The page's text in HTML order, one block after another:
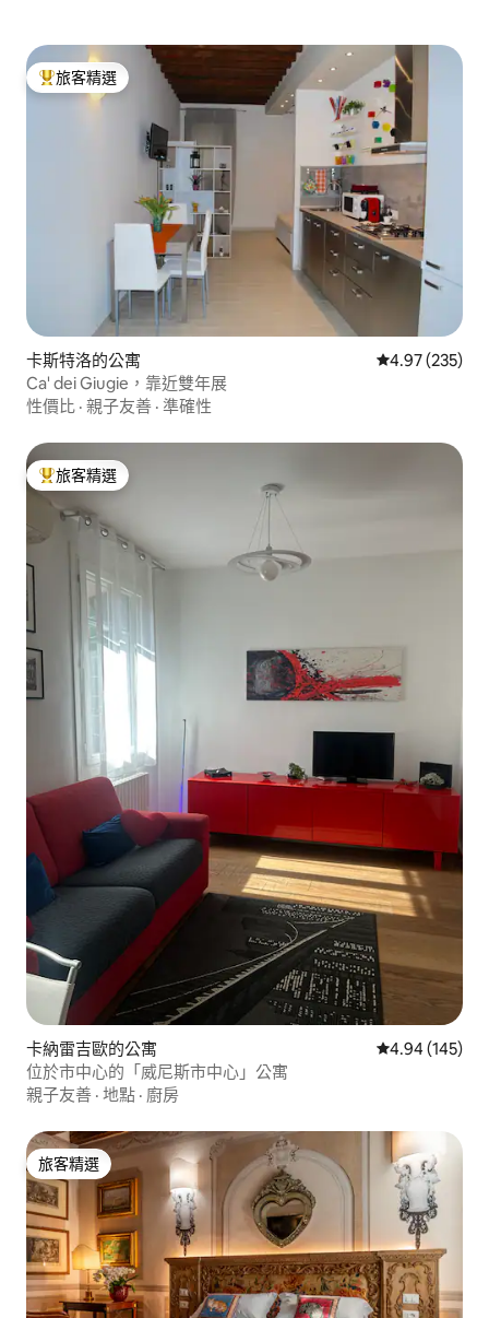
旅客精選榜首
旅客精選
卡斯特洛的公寓 從 235 則評價
4.97 (235)
Ca' dei Giugie，靠近雙年展
性價比 · 親子友善 · 準確性
旅客精選榜首
旅客精選
卡納雷吉歐的公寓 從 145 則評價
4.94 (145)
位於市中心的「威尼斯市中心」公寓
親子友善 · 地點 · 廚房
旅客精選
旅客精選